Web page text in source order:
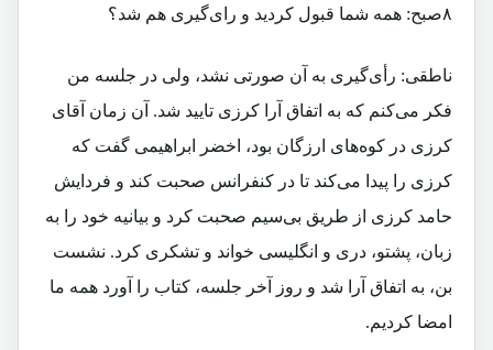
۸صبح: همه شما قبول کردید و رای‌گیری هم شد؟
ناطقی: رأی‌گیری به آن صورتی نشد، ولی در جلسه من
فکر می‌کنم که به اتفاق آرا کرزی تایید شد. آن زمان آقای
کرزی در کوه‌های ارزگان بود، اخضر ابراهیمی گفت که
کرزی را پیدا می‌کند تا در کنفرانس صحبت کند و فردایش
حامد کرزی از طریق بی‌سیم صحبت کرد و بیانیه خود را به
زبان، پشتو، دری و انگلیسی خواند و تشکری کرد. نشست
بن، به اتفاق آرا شد و روز آخر جلسه، کتاب را آورد همه ما
امضا کردیم.